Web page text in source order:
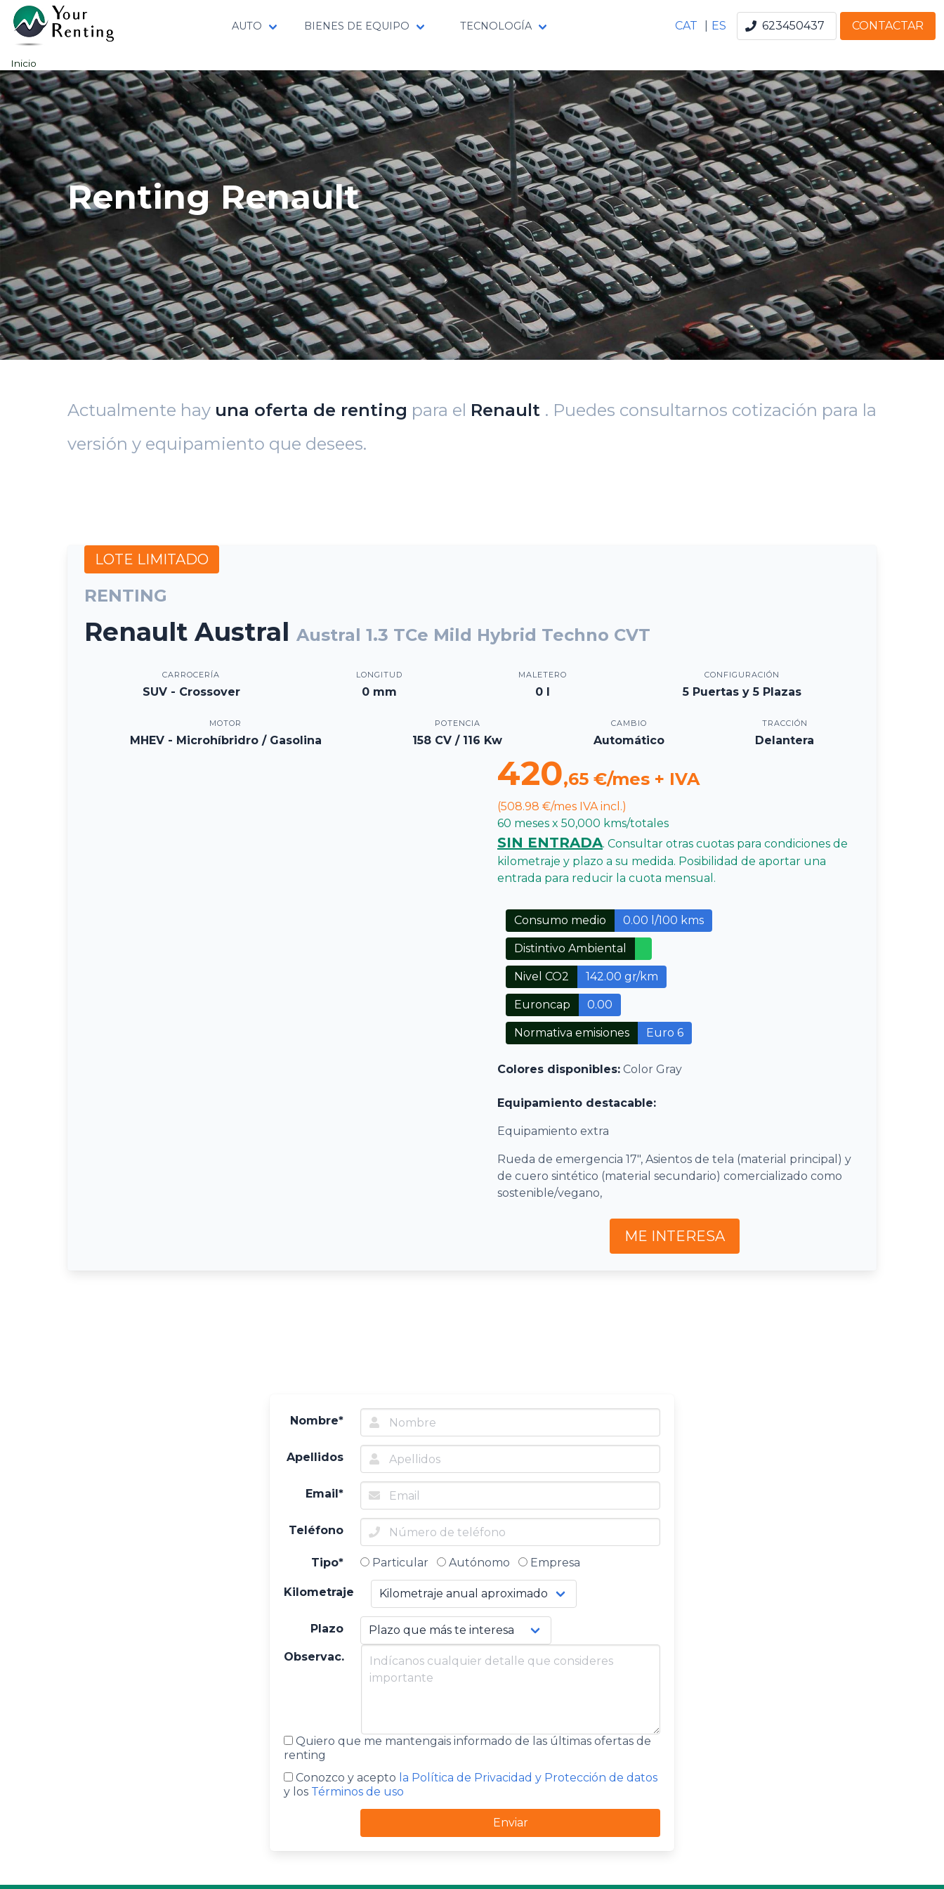
AUTO BIENES DE EQUIPO TECNOLOGÍA CAT ES 623450437 CONTACTAR
Inicio
Renting Renault
Actualmente hay una oferta de renting para el Renault . Puedes consultarnos cotización para la
versión y equipamiento que desees.
LOTE LIMITADO
RENTING
Renault Austral Austral 1.3 TCe Mild Hybrid Techno CVT
CARROCERÍA
SUV - Crossover
LONGITUD
0 mm
MALETERO
0 l
CONFIGURACIÓN
5 Puertas y 5 Plazas
MOTOR
MHEV - Microhíbridro / Gasolina
POTENCIA
158 CV / 116 Kw
CAMBIO
Automático
TRACCIÓN
Delantera
420,65 €/mes + IVA
(508.98 €/mes IVA incl.)
60 meses x 50,000 kms/totales
SIN ENTRADA. Consultar otras cuotas para condiciones de
kilometraje y plazo a su medida. Posibilidad de aportar una
entrada para reducir la cuota mensual.
Consumo medio 0.00 l/100 kms
Distintivo Ambiental
Nivel CO2 142.00 gr/km
Euroncap 0.00
Normativa emisiones Euro 6
Colores disponibles: Color Gray
Equipamiento destacable:
Equipamiento extra
Rueda de emergencia 17", Asientos de tela (material principal) y
de cuero sintético (material secundario) comercializado como
sostenible/vegano,
ME INTERESA
Nombre*
Apellidos
Email*
Teléfono
Tipo* Particular Autónomo Empresa
Kilometraje
Plazo
Observac.
Quiero que me mantengais informado de las últimas ofertas de
renting
Conozco y acepto la Política de Privacidad y Protección de datos
y los Términos de uso
Enviar